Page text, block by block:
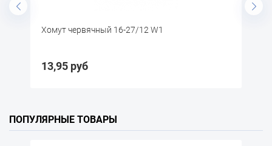
червячный 16-27/12 W1
ПОПУЛЯРНЫЕ ТОВАРЫ